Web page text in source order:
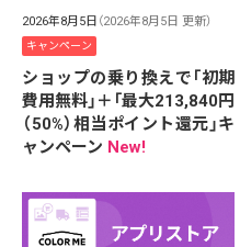
2026年8月5日 （2026年8月5日 更新）
キャンペーン
ショップの乗り換えで「初期
費用無料」＋「最大213,840円
（50%）相当ポイント還元」キ
ャンペーン New!